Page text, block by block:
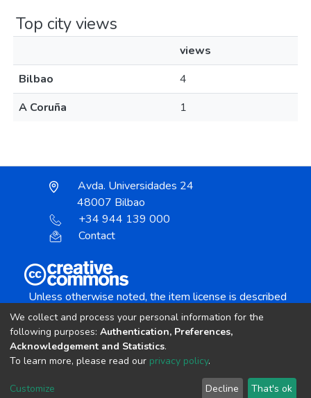
Top city views
views
Bilbao
4
A Coruña
1
Avda. Universidades 24
48007 Bilbao
+34 944 139 000
Contact
Unless otherwise noted, the item license is described
Creative Commons Attribution-NonCommercial-
copyright © 2002-2026 LYRASIS
Cookie settings Send Feedback
We collect and process your personal information for the
following purposes: Authentication, Preferences,
Acknowledgement and Statistics.
To learn more, please read our privacy policy.
Customize Decline That's ok